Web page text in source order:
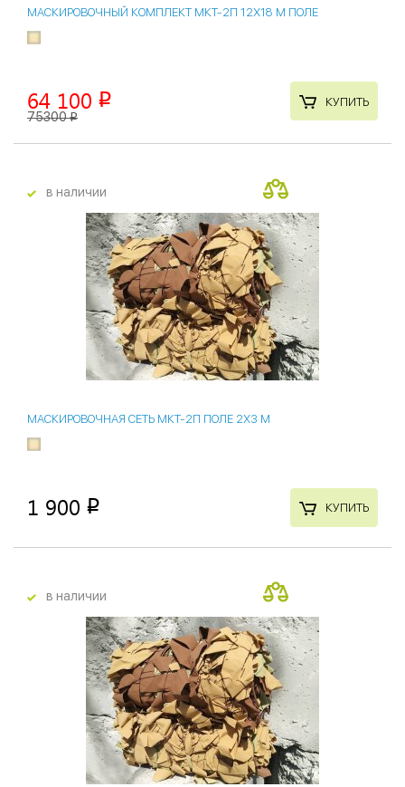
МАСКИРОВОЧНЫЙ КОМПЛЕКТ МКТ-2П 12Х18 М ПОЛЕ
64 100 p
75300p
КУПИТЬ
в наличии
МАСКИРОВОЧНАЯ СЕТЬ МКТ-2П ПОЛЕ 2Х3 М
1 900 p КУПИТЬ
в наличии